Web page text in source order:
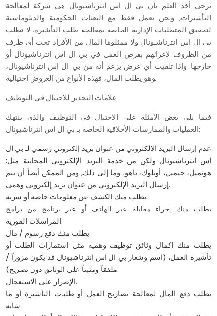
يرجى أخذ العلم بأن بي ال اس انترناشيونال هي شركة لمعالجة
التأشيرات, ونحن نعمل فقط مع البعثات الحكومية والدبلوماسية
لتحقيق المتطلبات الإدارية الخاصة بمعالجة طلب التأشيرة. لا تطلب
بي ال اس انترناشيونال ولا ممثلوها المال من الأفراد تحت أي ظرف
من الظروف لإغرائهم بفرص العمل في بي ال اس انترناشيونال أو
خارجها. وإذا تلقيت أي عرض يزعم أنه من بي ال اس انترناشيونال،
وهو يطلب المال، فهذه الأنواع من العروض احتيالية.
علامات التحذير للاحتيال في التوظيف
فيما يلي بعض الأمثلة على الاحتيال في التوظيف والذي ينتهك
العمليات والممارسات الأخلاقية الخاصة بـ بي ال اس انترناشيونال:
عدم إرسال البريد الإلكتروني من عنوان بريد إلكتروني رسمي لـ بي ال
اس انترناشيونال ولكن من خدمة البريد الإلكتروني المجانية مثل:
هوتميل، جيميل، أوتلوك، ياهو، وما إلى ذلك, ومن الممكن أيضاً أن يتم
إرسال البريد الإلكتروني من عنوان بريد إلكتروني وهمي.
يطلب منك الكشف عن معلومات خاصة أو سرية.
يطلب منك إجراء مقابلة عبر الهاتف أو عبر برنامج من برامج
المراسلات الفورية.
يطلب منك دفع رسوم / مال.
يطلب منك إكمال وثائق توظيف وهمية مثل استمارات الطلب أو
تأشيرة العمل، (اسم وشعار بي ال اس انترناشيونال قد يكون مزوراً /
ملفقاً ومثبتاً على الوثائق دون تصريح).
الإصرار على الاستعجال.
يطلب دفع المال لمعالجة تصاريح العمل أو طلبات التأشيرة أو ما
شابه.